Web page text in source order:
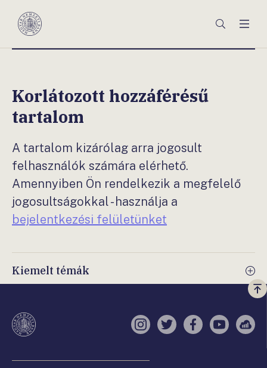
Magyar
Keresés
Korlátozott hozzáférésű
tartalom
A tartalom kizárólag arra jogosult
felhasználók számára elérhető.
Amennyiben Ön rendelkezik a megfelelő
jogosultságokkal - használja a
bejelentkezési felületünket
Kiemelt témák
a
Instagram
TwitterFacebook
YouTube